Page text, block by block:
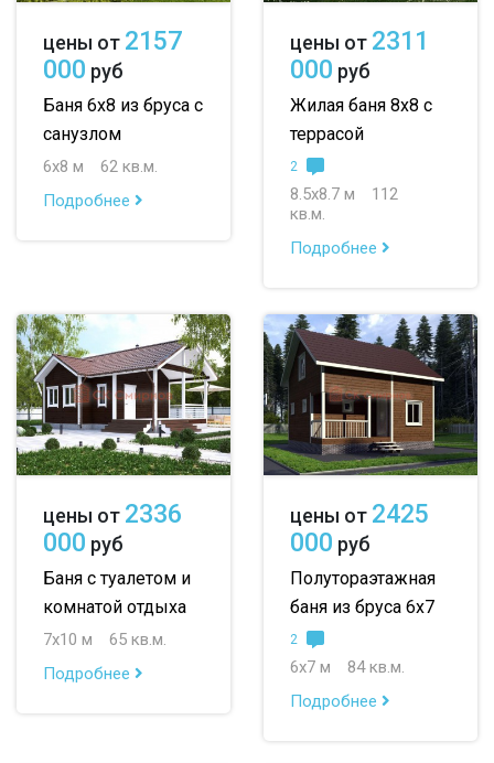
цены от 2157
000 руб
Баня 6х8 из бруса с
санузлом
6х8 м
62 кв.м.
Подробнее
цены от 2311
000 руб
Жилая баня 8х8 с
террасой
2
8.5х8.7 м
112
кв.м.
Подробнее
цены от 2336
000 руб
Баня с туалетом и
комнатой отдыха
7х10 м
65 кв.м.
Подробнее
цены от 2425
000 руб
Полутораэтажная
баня из бруса 6х7
2
6х7 м
84 кв.м.
Подробнее